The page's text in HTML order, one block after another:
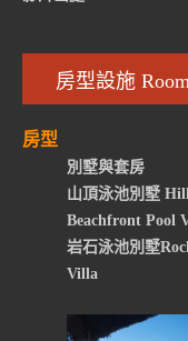
房型設施
房型
別墅與套房
山頂泳池別墅
Beachfront Pool
岩石泳池別墅
Villa